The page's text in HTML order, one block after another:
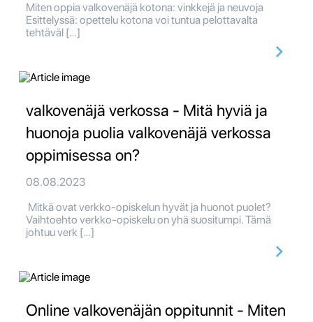
Miten oppia valkovenäjä kotona: vinkkejä ja neuvoja
Esittelyssä: opettelu kotona voi tuntua pelottavalta
tehtäväl […]
valkovenäjä verkossa - Mitä hyviä ja
huonoja puolia valkovenäjä verkossa
oppimisessa on?
08.08.2023
Mitkä ovat verkko-opiskelun hyvät ja huonot puolet?
Vaihtoehto verkko-opiskelu on yhä suositumpi. Tämä
johtuu verk […]
Online valkovenäjän oppitunnit - Miten